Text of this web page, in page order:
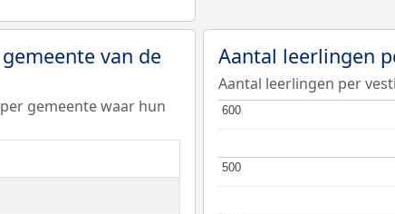
van de
gemeente waar hun
Aantal leerlingen
Aantal leerlingen per
500
500
600
600